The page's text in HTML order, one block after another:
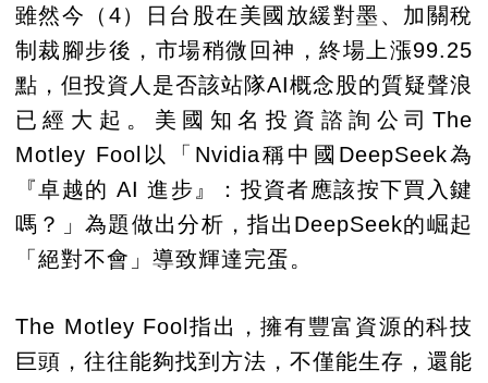
雖然今（4）日台股在美國放緩對墨、加關稅
制裁腳步後，市場稍微回神，終場上漲99.25
點，但投資人是否該站隊AI概念股的質疑聲浪
已經大起。美國知名投資諮詢公司The
Motley Fool以「Nvidia稱中國DeepSeek為
『卓越的 AI 進步』：投資者應該按下買入鍵
嗎？」為題做出分析，指出DeepSeek的崛起
「絕對不會」導致輝達完蛋。
The Motley Fool指出，擁有豐富資源的科技
巨頭，往往能夠找到方法，不僅能生存，還能